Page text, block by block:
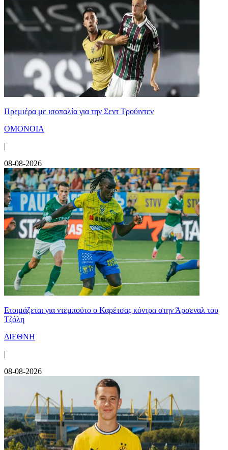
Πρεμιέρα με ισοπαλία για την Σεντ Τρούιντεν
ΟΜΟΝΟΙΑ
|
08-08-2026
Ετοιμάζεται για ντεμπούτο ο Καρέτσας κόντρα στην Άρσεναλ του
Τζόλη
ΔΙΕΘΝΗ
|
08-08-2026